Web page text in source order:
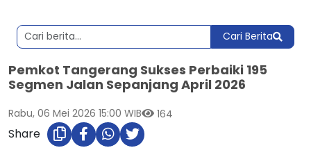
Cari Berita
Pemkot Tangerang Sukses Perbaiki 195
Segmen Jalan Sepanjang April 2026
Rabu, 06 Mei 2026 15:00 WIB 164
Share